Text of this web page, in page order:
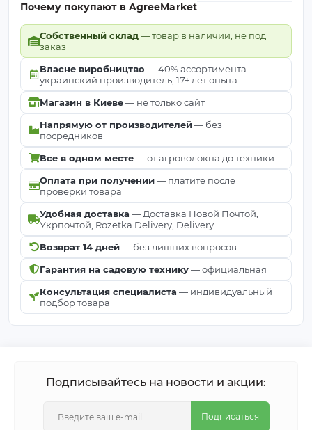
Почему покупают в AgreeMarket
Собственный склад— товар в наличии, не под
заказ
Власне виробництво — 40% ассортимента -
украинский производитель, 17+ лет опыта
Магазин в Киеве— не только сайт
Напрямую от производителей— без
посредников
Все в одном месте— от агроволокна до техники
Оплата при получении— платите после
проверки товара
Удобная доставка — Доставка Новой Почтой,
Укрпочтой, Rozetka Delivery, Delivery
Возврат 14 дней— без лишних вопросов
Гарантия на садовую технику— официальная
Консультация специалиста — индивидуальный
подбор товара
Подписывайтесь на новости и акции:
Подписаться